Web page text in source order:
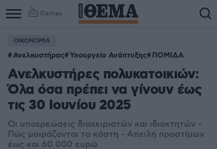
Games
ΟΙΚΟΝΟΜΙΑ
Ανελκυστήρας Υπουργείο Ανάπτυξης ΠΟΜΙΔΑ
Ανελκυστήρες πολυκατοικιών:
Όλα όσα πρέπει να γίνουν έως
τις 30 Ιουνίου 2025
Οι υποχρεώσεις διαχειριστών και ιδιοκτητών -
Πώς μοιράζονται τα κόστη - Απειλή προστίμων
έως και 60.000 ευρώ